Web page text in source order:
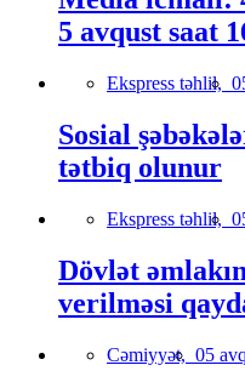
5 avqust saat
Ekspress təhlil,
Sosial
tətbiq olunur
Ekspress təhlil,
Dövlət
verilməsi
Cəmiyyət, 05